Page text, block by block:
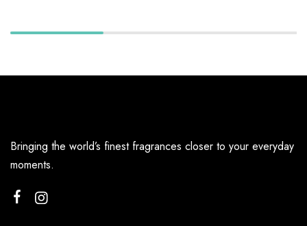
Bringing the world’s finest fragrances closer to your everyday
moments.